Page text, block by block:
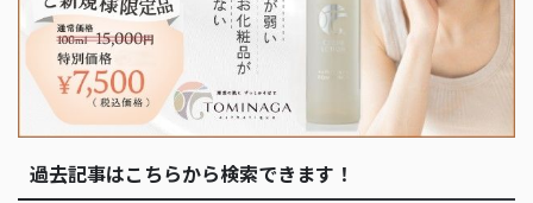
過去記事はこちらから検索できます！